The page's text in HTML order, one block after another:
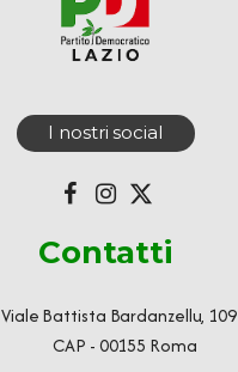
I nostri social
Contatti
Viale Battista Bardanzellu, 109
CAP - 00155 Roma